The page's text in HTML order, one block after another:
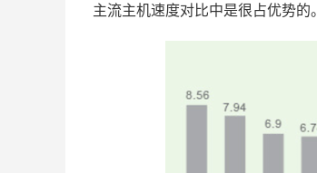
主流主机速度对比中是很占优势的。